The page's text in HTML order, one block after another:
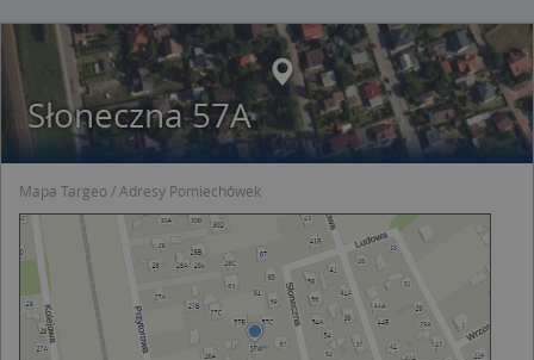
Słoneczna 57A
Mapa Targeo Adresy Pomiechówek